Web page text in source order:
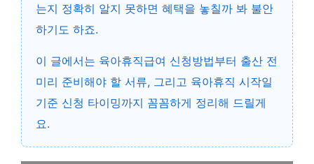
는지 정확히 알지 못하면 혜택을 놓칠까 봐 불안
하기도 하죠.
이 글에서는 육아휴직급여 신청방법부터 출산 전
미리 준비해야 할 서류, 그리고 육아휴직 시작일
기준 신청 타이밍까지 꼼꼼하게 정리해 드릴게
요.